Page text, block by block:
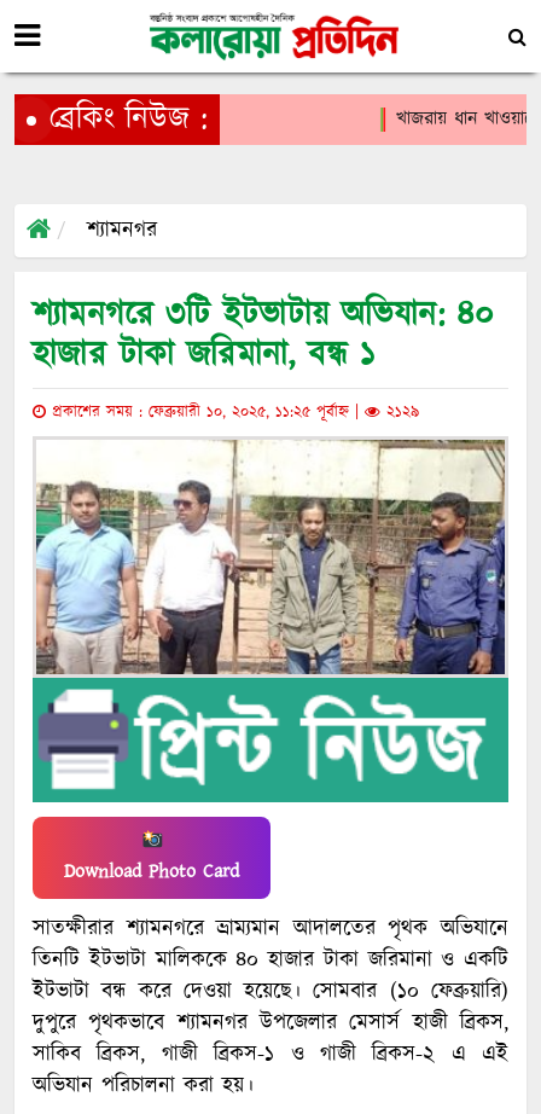
ব্রেকিং নিউজ : খাজরায় ধান
শ্যামনগর
শ্যামনগরে ৩টি ইটভাটায় অভিযান: ৪০
হাজার টাকা জরিমানা, বন্ধ ১
প্রকাশের সময় : ফেব্রুয়ারী ১০, ২০২৫, ১১:২৫ পূর্বাহ্ন | ২১২৯
Download Photo Card
সাতক্ষীরার শ্যামনগরে ভ্রাম্যমান আদালতের পৃথক অভিযানে
তিনটি ইটভাটা মালিককে ৪০ হাজার টাকা জরিমানা ও একটি
ইটভাটা বন্ধ করে দেওয়া হয়েছে। সোমবার (১০ ফেব্রুয়ারি)
দুপুরে পৃথকভাবে শ্যামনগর উপজেলার মেসার্স হাজী ব্রিকস,
সাকিব ব্রিকস, গাজী ব্রিকস-১ ও গাজী ব্রিকস-২ এ এই
অভিযান পরিচালনা করা হয়।